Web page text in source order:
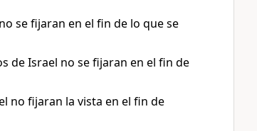
se fijaran en el fin de lo que se
de Israel no se fijaran en el fin de
no fijaran la vista en el fin de